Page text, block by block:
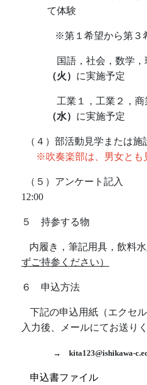
て体験
※第１希望から第３
国語，社会，数学，
（火） に実施予定
工業１，工業２，商
（水） に実施予定
（４）部活動見学または
※吹奏楽部は、男女とも
（５）アンケ
12:00
５ 持参する物
内履き，筆記用具，飲料水
ずご持参ください）
６ 申込方法
下記の申込用紙（エクセ
入力後、メールにてお送り
→ kita123@ishikawa-
申込書ファイル